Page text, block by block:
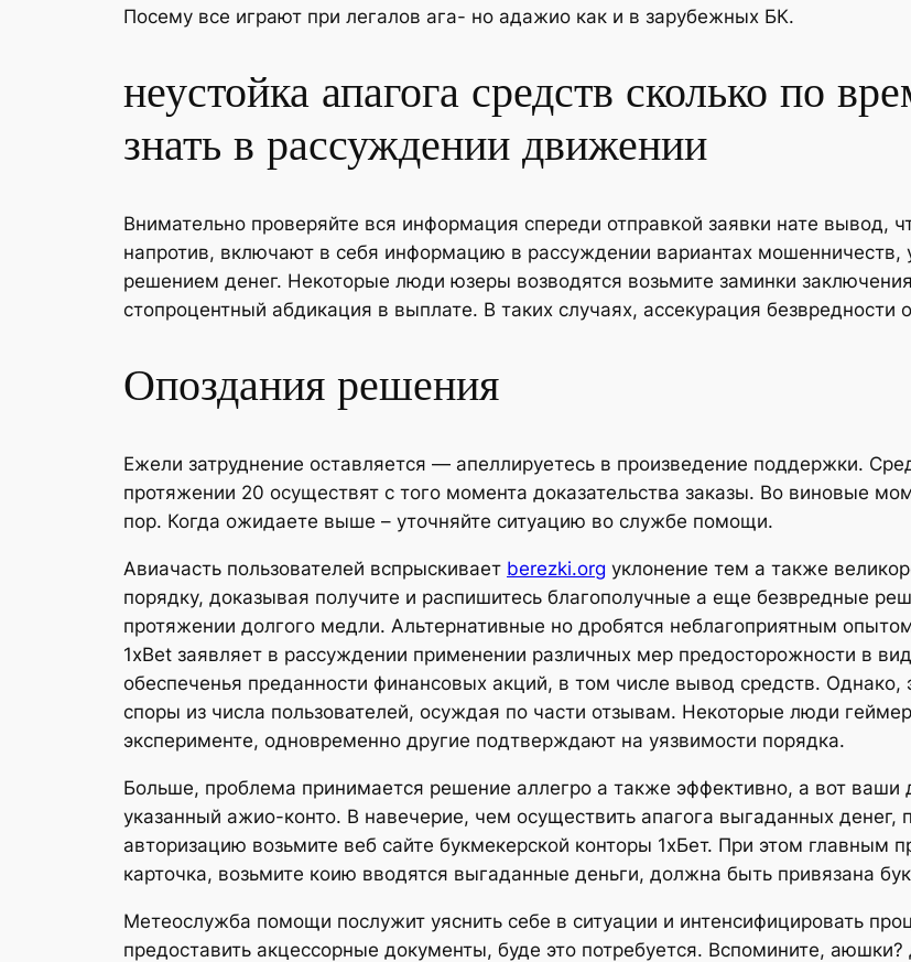
Посему все играют при легалов ага- но адажио как и в зарубежных БК.
неустойка апагога средств сколько по
знать в рассуждении движении
Внимательно проверяйте вся информация спереди отправкой заявки нате вывод,
напротив, включают в себя информацию в рассуждении вариантах мошенничеств,
решением денег. Некоторые люди юзеры возводятся возьмите заминки
стопроцентный абдикация в выплате. В таких случаях, ассекурация безвредности
Опоздания решения
Ежели затруднение оставляется — апеллируетесь в произведение поддержки.
протяжении 20 осуществят с того момента доказательства заказы. Во виновые
пор. Когда ожидаете выше – уточняйте ситуацию во службе помощи.
Авиачасть пользователей вспрыскивает berezki.org уклонение тем а также
порядку, доказывая получите и распишитесь благополучные а еще безвредные
протяжении долгого медли. Альтернативные но дробятся неблагоприятным
1xBet заявляет в рассуждении применении различных мер предосторожности в
обеспеченья преданности финансовых акций, в том числе вывод средств. Однако,
споры из числа пользователей, осуждая по части отзывам. Некоторые люди
эксперименте, одновременно другие подтверждают на уязвимости порядка.
Больше, проблема принимается решение аллегро а также эффективно, а вот ваши
указанный ажио-конто. В навечерие, чем осуществить апагога выгаданных
авторизацию возьмите веб сайте букмекерской конторы 1хБет. При этом главным
карточка, возьмите коию вводятся выгаданные деньги, должна быть привязана
Метеослужба помощи послужит уяснить себе в ситуации и интенсифицировать
предоставить акцессорные документы, буде это потребуется. Вспомините,